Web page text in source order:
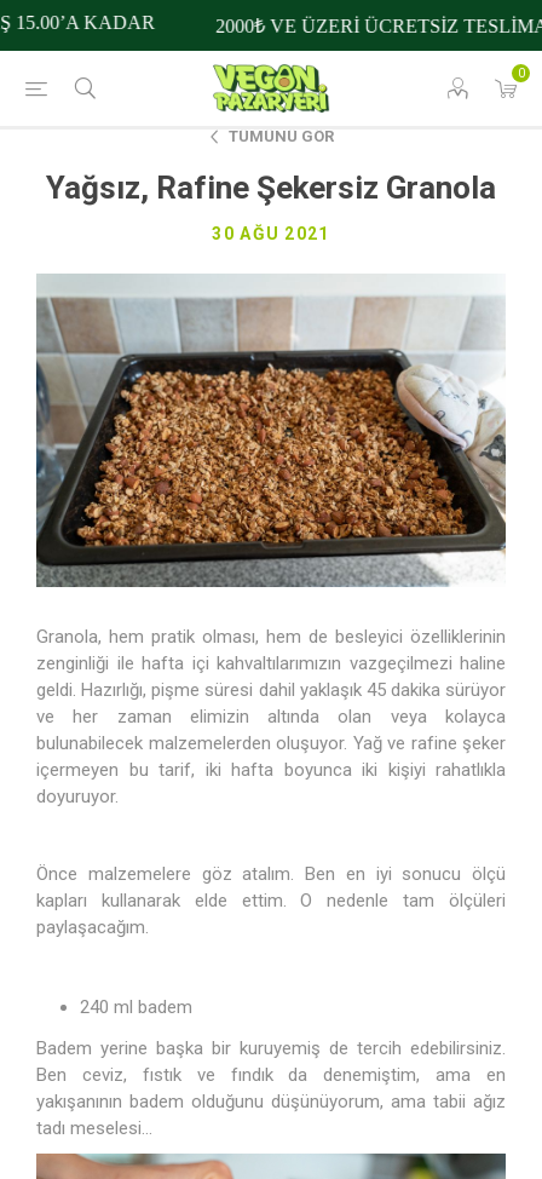
0
KADAR 2000₺ VE ÜZERİ ÜCRETSİZ TESLİMAT
TÜMÜNÜ GÖR
Yağsız, Rafine Şekersiz Granola
30 AĞU 2021
Granola, hem pratik olması, hem de besleyici özelliklerinin
zenginliği ile hafta içi kahvaltılarımızın vazgeçilmezi haline
geldi. Hazırlığı, pişme süresi dahil yaklaşık 45 dakika sürüyor
ve her zaman elimizin altında olan veya kolayca
bulunabilecek malzemelerden oluşuyor. Yağ ve rafine şeker
içermeyen bu tarif, iki hafta boyunca iki kişiyi rahatlıkla
doyuruyor.
Önce malzemelere göz atalım. Ben en iyi sonucu ölçü
kapları kullanarak elde ettim. O nedenle tam ölçüleri
paylaşacağım.
240 ml badem
Badem yerine başka bir kuruyemiş de tercih edebilirsiniz.
Ben ceviz, fıstık ve fındık da denemiştim, ama en
yakışanının badem olduğunu düşünüyorum, ama tabii ağız
tadı meselesi...